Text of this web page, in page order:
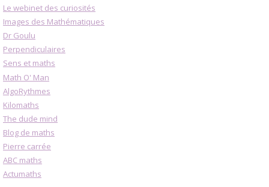
Le webinet des curiosités
Images des Mathématiques
Dr Goulu
Perpendiculaires
Sens et maths
Math O' Man
AlgoRythmes
Kilomaths
The dude mind
Blog de maths
Pierre carrée
ABC maths
Actumaths